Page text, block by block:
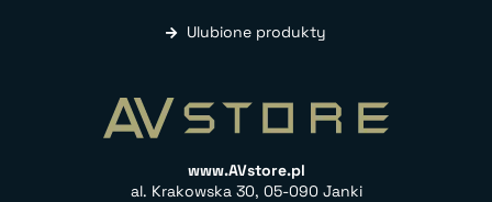
Ulubione produkty
www.AVstore.pl
al. Krakowska 30, 05-090 Janki